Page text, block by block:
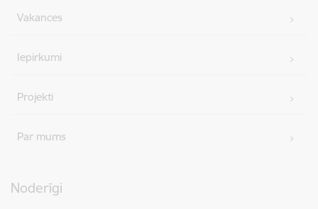
Vakances
Iepirkumi
Projekti
Par mums
Noderīgi